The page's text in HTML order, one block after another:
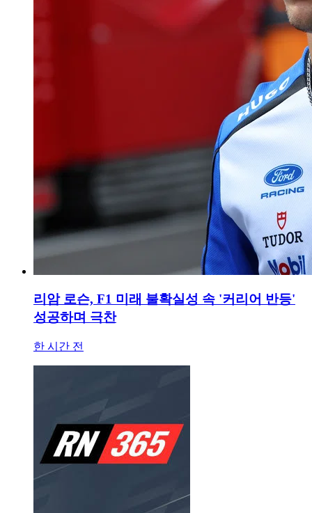
리암 로슨, F1 미래 불확실성 속 '커리어 반등'
성공하며 극찬
한 시간 전